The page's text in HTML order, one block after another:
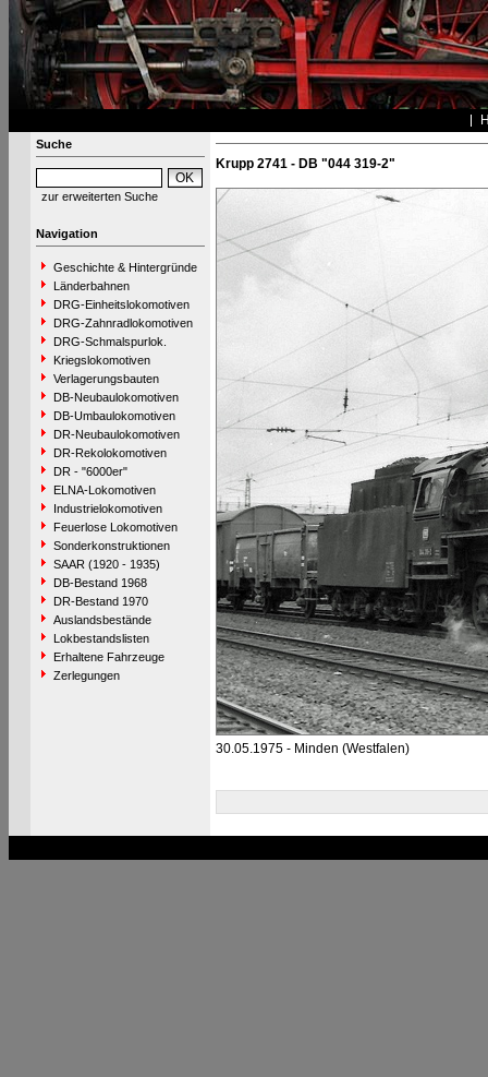
Suche
zur erweiterten Suche
Navigation
Geschichte & Hintergründe
Länderbahnen
DRG-Einheitslokomotiven
DRG-Zahnradlokomotiven
DRG-Schmalspurlok.
Kriegslokomotiven
Verlagerungsbauten
DB-Neubaulokomotiven
DB-Umbaulokomotiven
DR-Neubaulokomotiven
DR-Rekolokomotiven
DR - "6000er"
ELNA-Lokomotiven
Industrielokomotiven
Feuerlose Lokomotiven
Sonderkonstruktionen
SAAR (1920 - 1935)
DB-Bestand 1968
DR-Bestand 1970
Auslandsbestände
Lokbestandslisten
Erhaltene Fahrzeuge
Zerlegungen
Krupp 2741 - DB "044 319-2"
30.05.1975 - Minden (Westfalen)